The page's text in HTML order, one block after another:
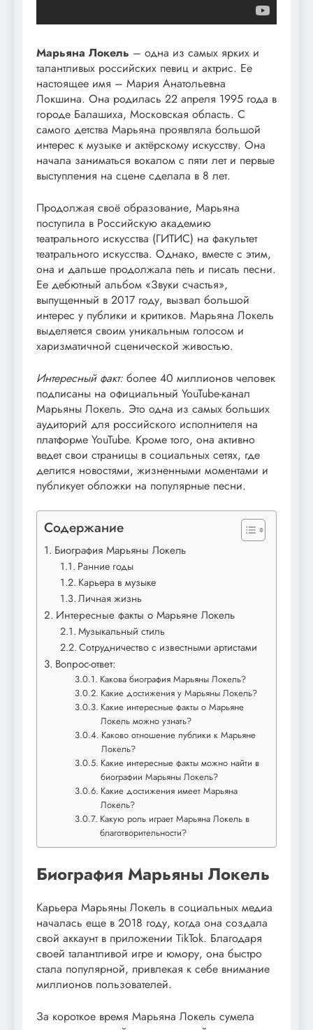
Марьяна Локель – одна из самых ярких и
талантливых российских певиц и актрис. Ее
настоящее имя – Мария Анатольевна
Локшина. Она родилась 22 апреля 1995 года в
городе Балашиха, Московская область. С
самого детства Марьяна проявляла большой
интерес к музыке и актёрскому искусству. Она
начала заниматься вокалом с пяти лет и первые
выступления на сцене сделала в 8 лет.
Продолжая своё образование, Марьяна
поступила в Российскую академию
театрального искусства (ГИТИС) на факультет
театрального искусства. Однако, вместе с этим,
она и дальше продолжала петь и писать песни.
Ее дебютный альбом «Звуки счастья»,
выпущенный в 2017 году, вызвал большой
интерес у публики и критиков. Марьяна Локель
выделяется своим уникальным голосом и
харизматичной сценической живостью.
Интересный факт: более 40 миллионов человек
подписаны на официальный YouTube-канал
Марьяны Локель. Это одна из самых больших
аудиторий для российского исполнителя на
платформе YouTube. Кроме того, она активно
ведет свои страницы в социальных сетях, где
делится новостями, жизненными моментами и
публикует обложки на популярные песни.
Содержание
Биография Марьяны Локель
Ранние годы
Карьера в музыке
Личная жизнь
Интересные факты о Марьяне Локель
Музыкальный стиль
Сотрудничество с известными артистами
Вопрос-ответ:
Какова биография Марьяны Локель?
Какие достижения у Марьяны Локель?
Какие интересные факты о Марьяне
Локель можно узнать?
Каково отношение публики к Марьяне
Локель?
Какие интересные факты можно найти в
биографии Марьяны Локель?
Какие достижения имеет Марьяна
Локель?
Какую роль играет Марьяна Локель в
благотворительности?
Биография Марьяны Локель
Карьера Марьяны Локель в социальных медиа
началась еще в 2018 году, когда она создала
свой аккаунт в приложении TikTok. Благодаря
своей талантливой игре и юмору, она быстро
стала популярной, привлекая к себе внимание
миллионов пользователей.
За короткое время Марьяна Локель сумела